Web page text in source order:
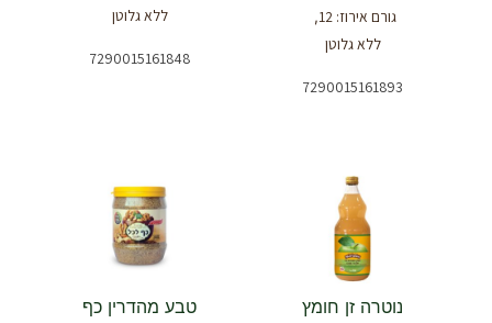
גורם אירוז: 12 ,
ללא גלוטן
7290015161893
ללא גלוטן
7290015161848
נוטרה זן חומץ
טבע מהדרין כף